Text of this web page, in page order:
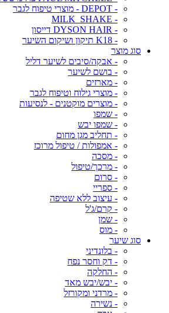
- DEPOT - מוצרי טיפוח לגבר
- MILK_SHAKE
- DYSON HAIR דייסון
- K18 תיקון ושיקום השיער
סוג מוצר
- אבקה/סיבים לשיער דליל
- בושם לשיער
- מארזים
- מוצרי גילוח וטיפוח לגבר
- מוצרים מוקטנים - לנסיעות
- שמפו
- שמפו יבש
- תחליב מגן מחום
- אמפולות / טיפול מרוכז
- מסכה
- מרכך/טיפול
- סרום
- ספריי
- עיצוב ללא שטיפה
- קרם/ג'ל
- שמן
- מוס
סוג שיער
- בלונדיני
- דק וחסר נפח
- החלקה
- יבש/יבש מאד
- מרדני ומקורזל
- נשירה